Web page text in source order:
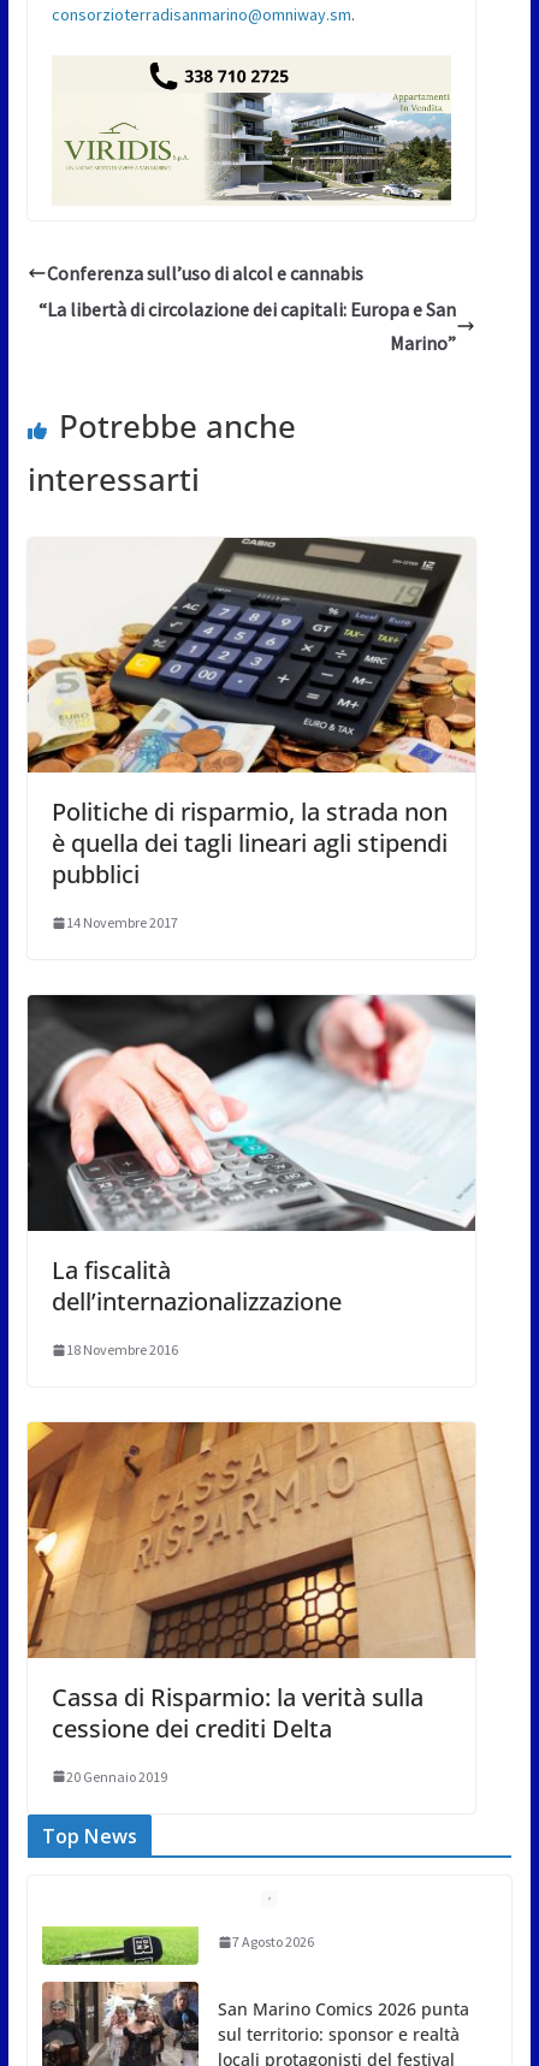
consorzioterradisanmarino@omniway.sm.
Conferenza sull’uso di alcol e cannabis
“La libertà di circolazione dei capitali: Europa e San
Marino”
Potrebbe anche
interessarti
Politiche di risparmio, la strada non
è quella dei tagli lineari agli stipendi
pubblici
14 Novembre 2017
La fiscalità
dell’internazionalizzazione
18 Novembre 2016
Cassa di Risparmio: la verità sulla
cessione dei crediti Delta
20 Gennaio 2019
Top News
San Marino Comics 2026 punta
locali protagonisti del festival
7 Agosto 2026